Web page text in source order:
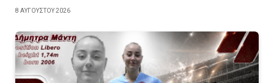
8 ΑΥΓΟΎΣΤΟΥ 2026